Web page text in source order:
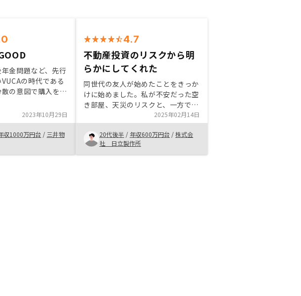
金問題など、先行
の時代である
の意図で購入を決
もPositiveな要因と
入がそれなりにあ
還付額でコストをカ
2023年10月29日
収1000万円台 / 三井物
4.7
不動産投資のリスクから明
らかにしてくれた
同世代の友人が始めたことをきっか
けに始めました。私が不安だった空
き部屋、天災のリスクと、一方で不
動産投資のメリットを明らかにいた
だいたことがRENOSYに決めた理由
です。専門用語や仕組みについてわ
からないことだらけなので、些細な
ことでも購入前に何でも聞いてみる
2025年02月14日
20代後半 / 年収600万円台 /株式会
社 日立製作所